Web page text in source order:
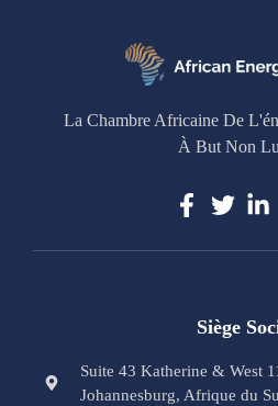
La Chambre Africaine De
À But Non
Siège
Suite 43 Katherine & West
Johannesburg, Afrique du